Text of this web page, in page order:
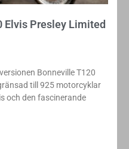
Elvis Presley Limited
Bonneville T120
till 925 motorcyklar
och den fascinerande